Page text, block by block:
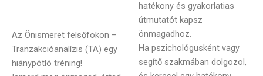
Az Önismeret felsőfokon –
Tranzakcióanalízis (TA) egy
hiánypótló tréning!
hatékony és gyakorlatias
útmutatót kapsz
önmagadhoz.
Ha pszichológusként vagy
segítő szakmában dolgozol,